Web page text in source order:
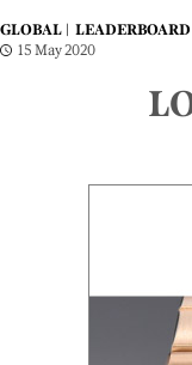
GLOBAL |
LEADERBOARD
15 May 2020